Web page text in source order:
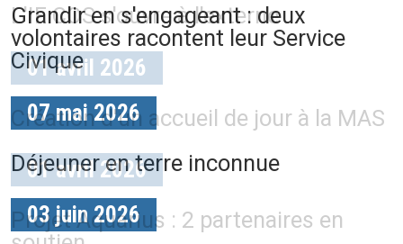
Grandir en s'engageant : deux
volontaires racontent leur Service
Civique
07 mai 2026
Déjeuner en terre inconnue
03 juin 2026
L'IF COS s'ouvre à l'externe
01 avril 2026
Création d'un accueil de jour à la MAS
01 avril 2026
Projet Aquarius : 2 partenaires en